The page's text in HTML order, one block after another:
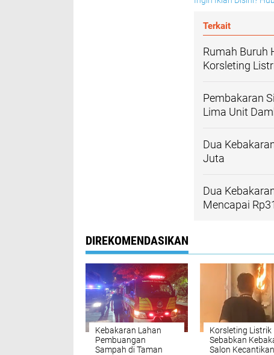
Terkait
Rumah Buruh
Korsleting
Pembakaran
Lima Unit
Dua
Juta
Dua
Mencapai
DIREKOMENDASIKAN
Kebakaran Lahan
Pembuangan
Sampah di Taman
Korsleting Listrik
Sebabkan
Salon